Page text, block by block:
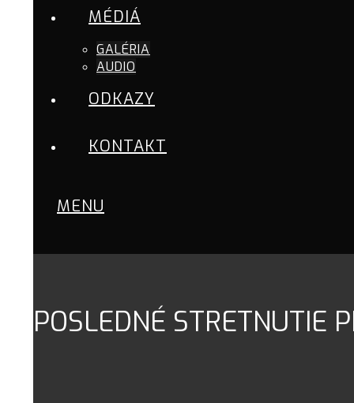
MÉDIÁ
GALÉRIA
AUDIO
ODKAZY
KONTAKT
MENU
POSLEDNÉ STRETNUTIE